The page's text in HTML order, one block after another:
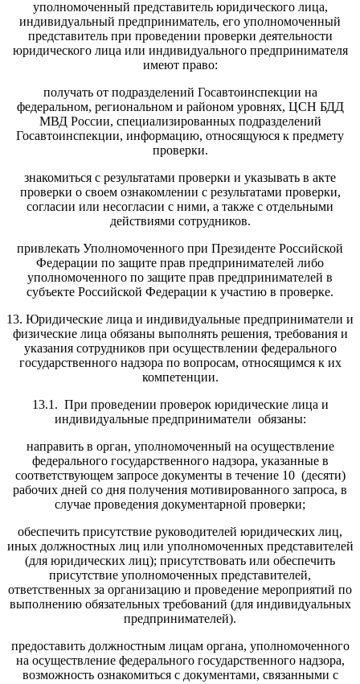
уполномоченный представитель юридического лица,
индивидуальный предприниматель, его уполномоченный
представитель при проведении проверки деятельности
юридического лица или индивидуального предпринимателя
имеют право:
получать от подразделений Госавтоинспекции на
федеральном, региональном и районом уровнях, ЦСН БДД
МВД России, специализированных подразделений
Госавтоинспекции, информацию, относящуюся к предмету
проверки.
знакомиться с результатами проверки и указывать в акте
проверки о своем ознакомлении с результатами проверки,
согласии или несогласии с ними, а также с отдельными
действиями сотрудников.
привлекать Уполномоченного при Президенте Российской
Федерации по защите прав предпринимателей либо
уполномоченного по защите прав предпринимателей в
субъекте Российской Федерации к участию в проверке.
13. Юридические лица и индивидуальные предприниматели и
физические лица обязаны выполнять решения, требования и
указания сотрудников при осуществлении федерального
государственного надзора по вопросам, относящимся к их
компетенции.
13.1. При проведении проверок юридические лица и
индивидуальные предприниматели обязаны:
направить в орган, уполномоченный на осуществление
федерального государственного надзора, указанные в
соответствующем запросе документы в течение 10 (десяти)
рабочих дней со дня получения мотивированного запроса, в
случае проведения документарной проверки;
обеспечить присутствие руководителей юридических лиц,
иных должностных лиц или уполномоченных представителей
(для юридических лиц); присутствовать или обеспечить
присутствие уполномоченных представителей,
ответственных за организацию и проведение мероприятий по
выполнению обязательных требований (для индивидуальных
предпринимателей).
предоставить должностным лицам органа, уполномоченного
на осуществление федерального государственного надзора,
возможность ознакомиться с документами, связанными с